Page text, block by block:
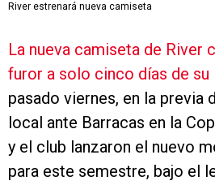
River estrenará nueva camiseta
La nueva camiseta de River
furor a solo cinco días de su
pasado viernes, en la previa
local ante Barracas en la
y el club lanzaron el nuevo
para este semestre, bajo el